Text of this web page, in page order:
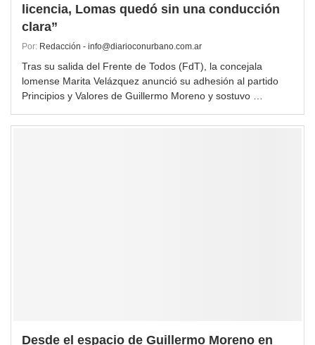
licencia, Lomas quedó sin una conducción
clara”
Por: Redacción - info@diarioconurbano.com.ar
Tras su salida del Frente de Todos (FdT), la concejala
lomense Marita Velázquez anunció su adhesión al partido
Principios y Valores de Guillermo Moreno y sostuvo …
Desde el espacio de Guillermo Moreno en